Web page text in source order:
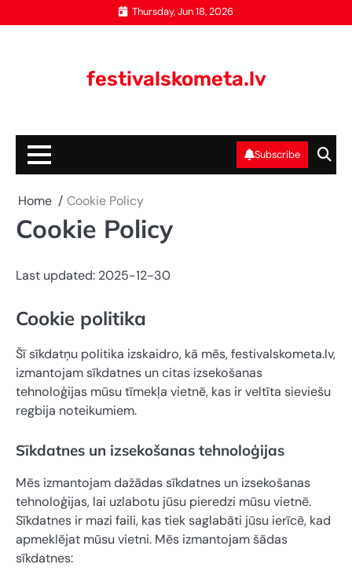
to
Thursday, Jun 18, 2026
festivalskometa.lv
Subscribe
Home Cookie Policy
Cookie Policy
Last updated: 2025-12-30
Cookie politika
Šī sīkdatņu politika izskaidro, kā mēs, festivalskometa.lv,
izmantojam sīkdatnes un citas izsekošanas
tehnoloģijas mūsu tīmekļa vietnē, kas ir veltīta sieviešu
regbija noteikumiem.
Sīkdatnes un izsekošanas tehnoloģijas
Mēs izmantojam dažādas sīkdatnes un izsekošanas
tehnoloģijas, lai uzlabotu jūsu pieredzi mūsu vietnē.
Sīkdatnes ir mazi faili, kas tiek saglabāti jūsu ierīcē, kad
apmeklējat mūsu vietni. Mēs izmantojam šādas
sīkdatnes: